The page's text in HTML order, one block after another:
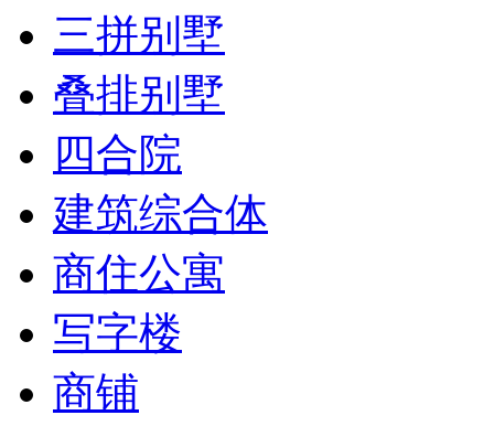
三拼别墅
叠排别墅
四合院
建筑综合体
商住公寓
写字楼
商铺